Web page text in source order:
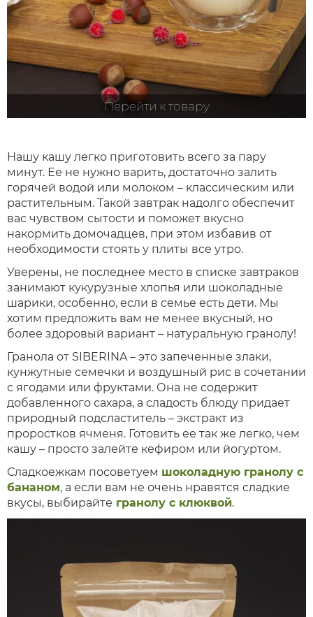
Перейти к товару
Нашу кашу легко приготовить всего за пару
минут. Ее не нужно варить, достаточно залить
горячей водой или молоком – классическим или
растительным. Такой завтрак надолго обеспечит
вас чувством сытости и поможет вкусно
накормить домочадцев, при этом избавив от
необходимости стоять у плиты все утро.
Уверены, не последнее место в списке завтраков
занимают кукурузные хлопья или шоколадные
шарики, особенно, если в семье есть дети. Мы
хотим предложить вам не менее вкусный, но
более здоровый вариант – натуральную гранолу!
Гранола от SIBERINA – это запеченные злаки,
кунжутные семечки и воздушный рис в сочетании
с ягодами или фруктами. Она не содержит
добавленного сахара, а сладость блюду придает
природный подсластитель – экстракт из
проростков ячменя. Готовить ее так же легко, чем
кашу – просто залейте кефиром или йогуртом.
Сладкоежкам посоветуем шоколадную гранолу с
бананом, а если вам не очень нравятся сладкие
вкусы, выбирайте гранолу с клюквой.